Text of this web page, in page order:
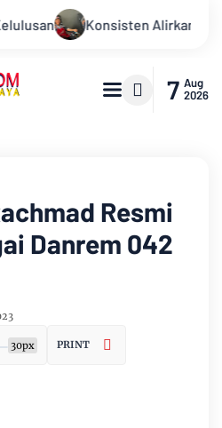
Gelar Donor Darah ke-23
7 Aug
2026
Resmi
Danrem 042
30px PRINT